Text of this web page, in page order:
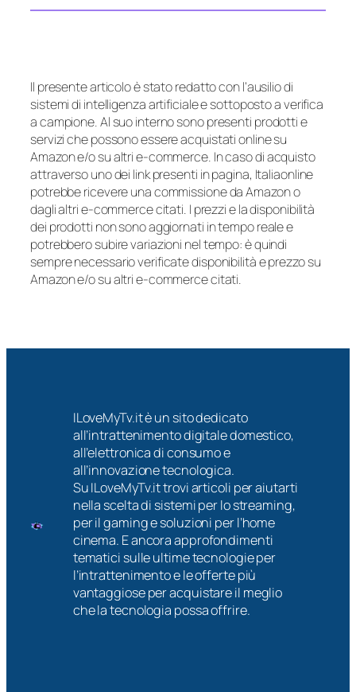
Il presente articolo è stato redatto con l’ausilio di
sistemi di intelligenza artificiale e sottoposto a verifica
a campione. Al suo interno sono presenti prodotti e
servizi che possono essere acquistati online su
Amazon e/o su altri e-commerce. In caso di acquisto
attraverso uno dei link presenti in pagina, Italiaonline
potrebbe ricevere una commissione da Amazon o
dagli altri e-commerce citati. I prezzi e la disponibilità
dei prodotti non sono aggiornati in tempo reale e
potrebbero subire variazioni nel tempo: è quindi
sempre necessario verificate disponibilità e prezzo su
Amazon e/o su altri e-commerce citati.
ILoveMyTv.it è un sito dedicato
all’intrattenimento digitale domestico,
all’elettronica di consumo e
all’innovazione tecnologica.
Su ILoveMyTv.it trovi articoli per aiutarti
nella scelta di sistemi per lo streaming,
per il gaming e soluzioni per l’home
cinema. E ancora approfondimenti
tematici sulle ultime tecnologie per
l’intrattenimento e le offerte più
vantaggiose per acquistare il meglio
che la tecnologia possa offrire.